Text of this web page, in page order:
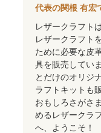
代表の関根 有宏
レザークラフト
レザークラフト
ために必要な皮
具を販売してい
とだけのオリジ
ラフトキットも
おもしろさがさ
めるレザークラ
へ、ようこそ！